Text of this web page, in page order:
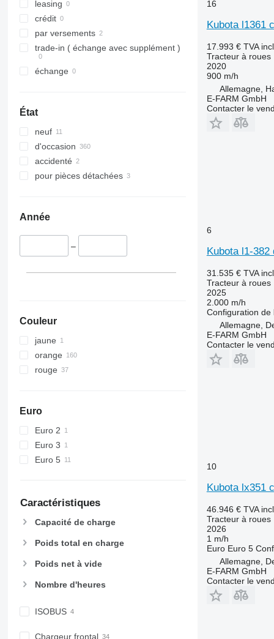
Vestrum
4066
4430
4520
5050 E
5070 M
5075
5080
5085 M
5105 GN
5115
6090
6100
6105
6110 B
6120
6125 M
6125 R
6140
6150 M
6150 R
6155
6175
6195 M
6195 R
4345
4708
5435
5455
5611
5612
5710
5711
6190
6260
6475
6480
6485
6490
6715
6716
7475
7618
7620
7624
7626
7718
7720
leasing
crédit
par versements
trade-in ( échange avec supplément )
échange
État
neuf
d'occasion
accidenté
pour pièces détachées
Année
–
Couleur
jaune
orange
rouge
Euro
Euro 2
Euro 3
Euro 5
Caractéristiques
Capacité de charge
Poids total en charge
Poids net à vide
Nombre d'heures
ISOBUS
Chargeur frontal
16
Kubota l1361
17.993 € TVA
Tracteur à roues
2020
900 m/h
Allemagne,
E-FARM GmbH
Contacter le
6
Kubota l1-
31.535 € TVA
Tracteur à roues
2025
2.000 m/h
Configuration de
Allemagne,
E-FARM GmbH
Contacter le
10
Kubota lx351
46.946 € TVA
Tracteur à roues
2026
1 m/h
Euro Euro 5
Allemagne,
E-FARM GmbH
Contacter le